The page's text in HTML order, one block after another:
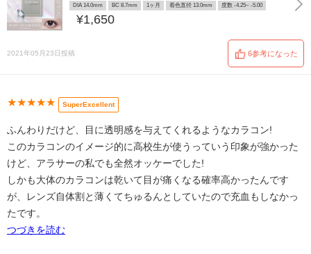
DIA 14.0mm BC 8.7mm 1ヶ月 着色直径 13.0mm 度数 -4.25~ -5.00
¥1,650
2021年05月23日投稿 6参考になった
★★★★★ SuperExcellent
ふんわりだけど、目に透明感を与えてくれるようなカラコン!
このカラコンのイメージ的に高校生が使うっていう印象が強かった
けど、アラサーの私でも全然オッケーでした!
しかも大体のカラコンは乾いて目が痛くなる確率高かったんです
が、レンズ自体割と薄くてちゅるんとしていたので充血もしなかっ
たです。
つづきを読む